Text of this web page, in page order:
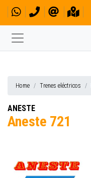
Home Trenes eléctricos
ANESTE
Aneste 721